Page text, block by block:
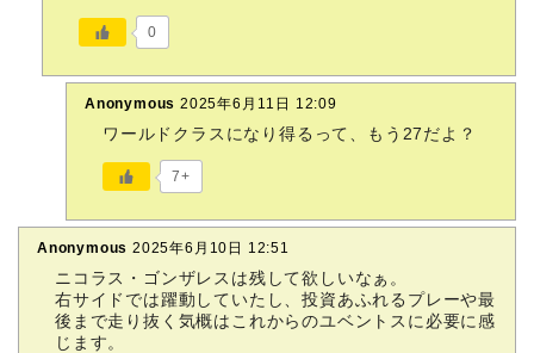
0
Anonymous 2025年6月11日 12:09
ワールドクラスになり得るって、もう27だよ？
7+
Anonymous 2025年6月10日 12:51
ニコラス・ゴンザレスは残して欲しいなぁ。
右サイドでは躍動していたし、投資あふれるプレーや最
後まで走り抜く気概はこれからのユベントスに必要に感
じます。